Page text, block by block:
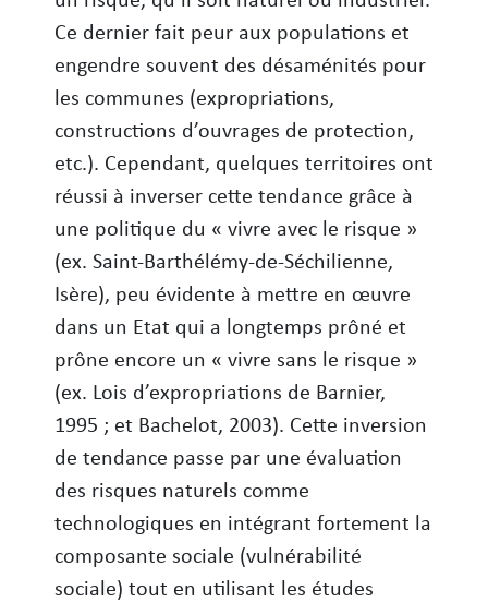
Ce dernier fait peur aux populations et
engendre souvent des désaménités pour
les communes (expropriations,
constructions d’ouvrages de protection,
etc.). Cependant, quelques territoires ont
réussi à inverser cette tendance grâce à
une politique du « vivre avec le risque »
(ex. Saint-Barthélémy-de-Séchilienne,
Isère), peu évidente à mettre en œuvre
dans un Etat qui a longtemps prôné et
prône encore un « vivre sans le risque »
(ex. Lois d’expropriations de Barnier,
1995 ; et Bachelot, 2003). Cette inversion
de tendance passe par une évaluation
des risques naturels comme
technologiques en intégrant fortement la
composante sociale (vulnérabilité
sociale) tout en utilisant les études